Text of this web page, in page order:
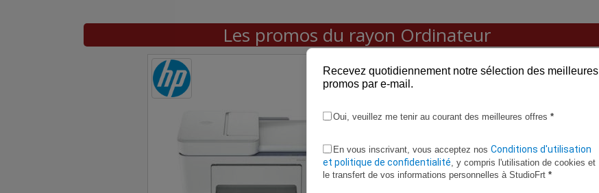
Les promos du rayon Ordinateur
Recevez quotidiennement notre sélection des meilleures
promos par e-mail.
Oui, veuillez me tenir au courant des meilleures offres *
En vous inscrivant, vous acceptez nos Conditions d'utilisation
et politique de confidentialité, y compris l'utilisation de cookies et
le transfert de vos informations personnelles à StudioFrt *